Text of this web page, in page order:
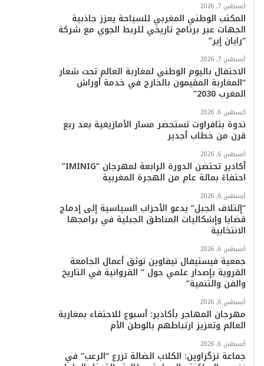
أغسطس 7, 2026
المكتب الوطني المغربي للسياحة يعزز جاذبية
الجهات عبر برنامج تاريخي للربط الجوي مع شركة
“رايان إير”
أغسطس 7, 2026
الاحتفال باليوم الوطني لمغاربة العالم تحت شعار
“المغاربة المقيمون بالخارج في خدمة أوراش
المغرب 2030”
أغسطس 6, 2026
ندوة بتافراوت تستحضر مسار الأمازيغية بعد ربع
قرن من خطاب أجدير
أغسطس 6, 2026
أكادير تحتضن الدورة الرابعة لمهرجان “IMINIG”
احتفاءً بمائة عام من الهجرة المغربية
أغسطس 6, 2026
“إئتلاف الجبل” يدعو الأحزاب السياسية إلى إدماج
قضايا وإشكاليات المناطق الجبلية في برامجها
الانتخابية
أغسطس 6, 2026
جمعية فيستيفال تيفاوين توثق أعمال الجامعة
القروية بإصدار علمي حول ” القروانية في التاريخ
والفن والتنمية”
أغسطس 6, 2026
مهرجان المهاجر بأكادير: أسبوع للاحتفاء بمغاربة
العالم وتعزيز ارتباطهم بالوطن الأم
أغسطس 6, 2026
جماعة تزگزاوين: الكلاب الضالة تزرع “الرعب” في